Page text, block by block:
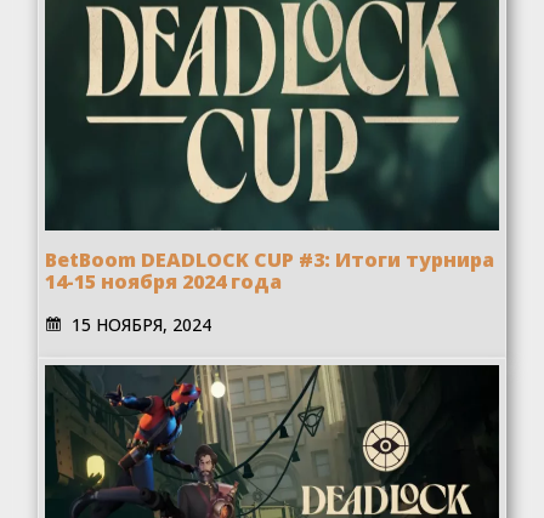
BetBoom DEADLOCK CUP #3: Итоги турнира
14-15 ноября 2024 года
15 НОЯБРЯ, 2024